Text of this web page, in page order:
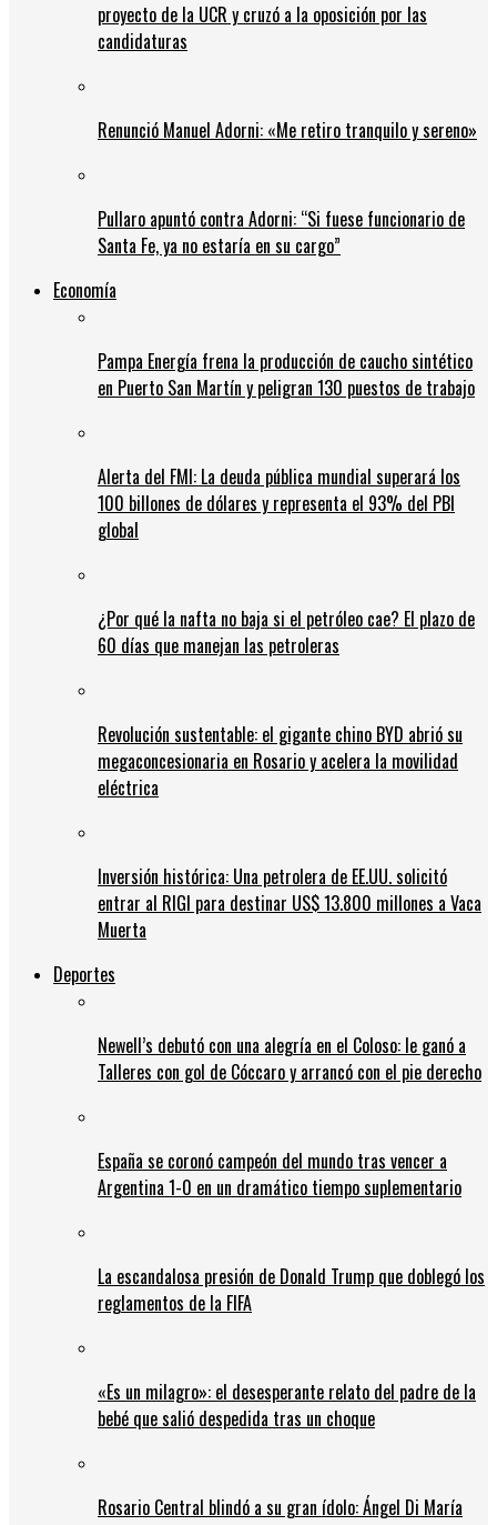
proyecto de la UCR y cruzó a la oposición por las
candidaturas
Renunció Manuel Adorni: «Me retiro tranquilo y sereno»
Pullaro apuntó contra Adorni: “Si fuese funcionario de
Santa Fe, ya no estaría en su cargo”
Economía
Pampa Energía frena la producción de caucho sintético
en Puerto San Martín y peligran 130 puestos de trabajo
Alerta del FMI: La deuda pública mundial superará los
100 billones de dólares y representa el 93% del PBI
global
¿Por qué la nafta no baja si el petróleo cae? El plazo de
60 días que manejan las petroleras
Revolución sustentable: el gigante chino BYD abrió su
megaconcesionaria en Rosario y acelera la movilidad
eléctrica
Inversión histórica: Una petrolera de EE.UU. solicitó
entrar al RIGI para destinar US$ 13.800 millones a Vaca
Muerta
Deportes
Newell’s debutó con una alegría en el Coloso: le ganó a
Talleres con gol de Cóccaro y arrancó con el pie derecho
España se coronó campeón del mundo tras vencer a
Argentina 1-0 en un dramático tiempo suplementario
La escandalosa presión de Donald Trump que doblegó los
reglamentos de la FIFA
«Es un milagro»: el desesperante relato del padre de la
bebé que salió despedida tras un choque
Rosario Central blindó a su gran ídolo: Ángel Di María